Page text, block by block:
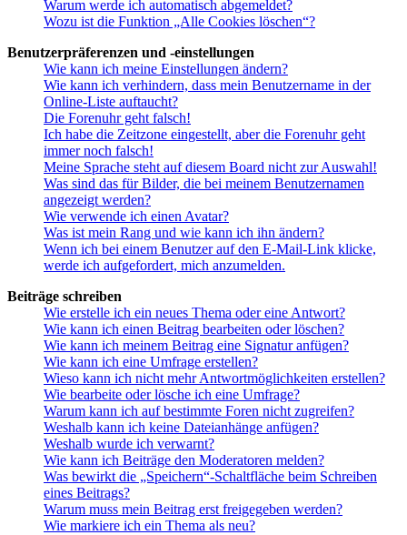
Warum werde ich automatisch abgemeldet?
Wozu ist die Funktion „Alle Cookies löschen“?
Benutzerpräferenzen und -einstellungen
Wie kann ich meine Einstellungen ändern?
Wie kann ich verhindern, dass mein Benutzername in der
Online-Liste auftaucht?
Die Forenuhr geht falsch!
Ich habe die Zeitzone eingestellt, aber die Forenuhr geht
immer noch falsch!
Meine Sprache steht auf diesem Board nicht zur Auswahl!
Was sind das für Bilder, die bei meinem Benutzernamen
angezeigt werden?
Wie verwende ich einen Avatar?
Was ist mein Rang und wie kann ich ihn ändern?
Wenn ich bei einem Benutzer auf den E-Mail-Link klicke,
werde ich aufgefordert, mich anzumelden.
Beiträge schreiben
Wie erstelle ich ein neues Thema oder eine Antwort?
Wie kann ich einen Beitrag bearbeiten oder löschen?
Wie kann ich meinem Beitrag eine Signatur anfügen?
Wie kann ich eine Umfrage erstellen?
Wieso kann ich nicht mehr Antwortmöglichkeiten erstellen?
Wie bearbeite oder lösche ich eine Umfrage?
Warum kann ich auf bestimmte Foren nicht zugreifen?
Weshalb kann ich keine Dateianhänge anfügen?
Weshalb wurde ich verwarnt?
Wie kann ich Beiträge den Moderatoren melden?
Was bewirkt die „Speichern“-Schaltfläche beim Schreiben
eines Beitrags?
Warum muss mein Beitrag erst freigegeben werden?
Wie markiere ich ein Thema als neu?